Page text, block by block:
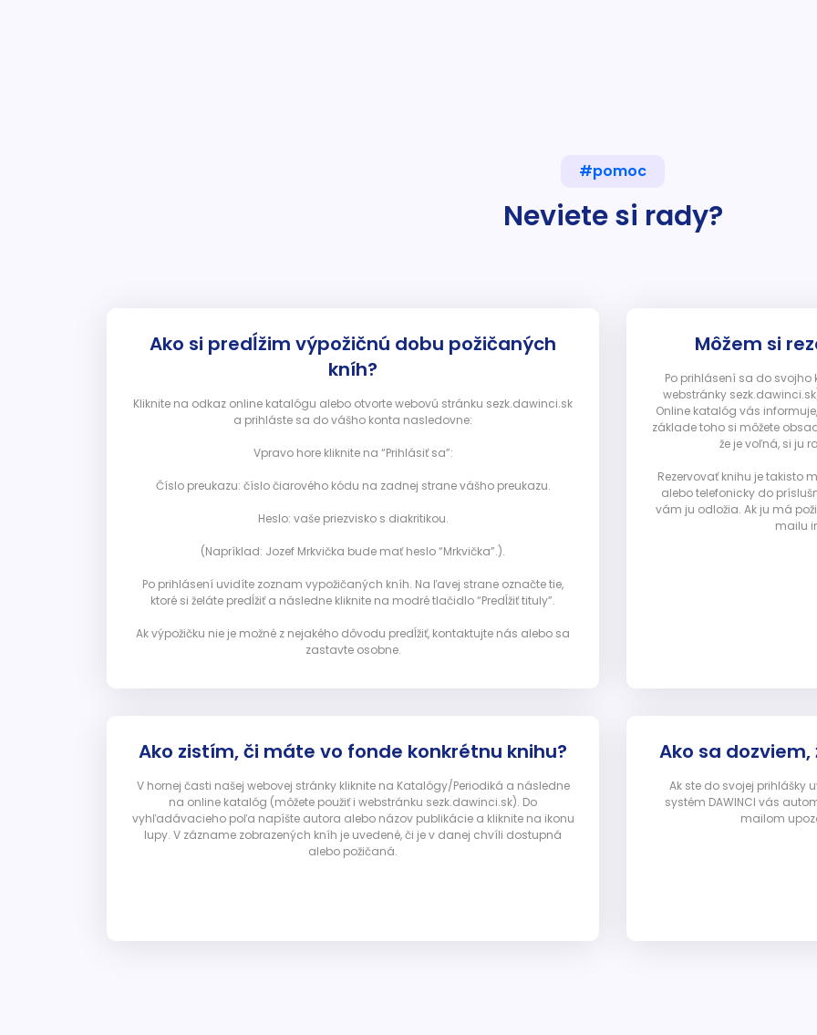
#pomoc
Neviete si rady?
Ako si predĺžim výpožičnú dobu požičaných
kníh?
Kliknite na odkaz online katalógu alebo otvorte webovú stránku sezk.dawinci.sk
a prihláste sa do vášho konta nasledovne:
Vpravo hore kliknite na “Prihlásiť sa”:
Číslo preukazu: číslo čiarového kódu na zadnej strane vášho preukazu.
Heslo: vaše priezvisko s diakritikou.
(Napríklad: Jozef Mrkvička bude mať heslo “Mrkvička”.).
Po prihlásení uvidíte zoznam vypožičaných kníh. Na ľavej strane označte tie,
ktoré si želáte predĺžiť a následne kliknite na modré tlačidlo “Predĺžiť tituly”.
Ak výpožičku nie je možné z nejakého dôvodu predĺžiť, kontaktujte nás alebo sa
zastavte osobne.
Môžem si
Po prihlásení sa do
webstránky
Online katalóg vás
základe toho si môžete
že je voľná, si ju
Rezervovať knihu je takisto
alebo telefonicky do
vám ju odložia. Ak ju má
mailu
Ako zistím, či máte vo fonde konkrétnu knihu?
V hornej časti našej webovej stránky kliknite na Katalógy/Periodiká a následne
na online katalóg (môžete použiť i webstránku sezk.dawinci.sk). Do
vyhľadávacieho poľa napíšte autora alebo názov publikácie a kliknite na ikonu
lupy. V zázname zobrazených kníh je uvedené, či je v danej chvíli dostupná
alebo požičaná.
Ako sa
Ak ste do svojej prihlášky
systém DAWINCI vás
mailom